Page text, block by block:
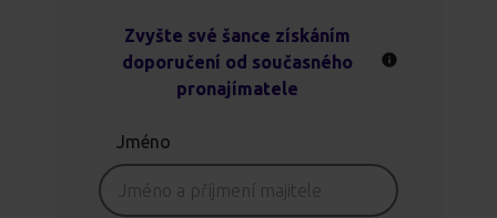
Zvyšte své šance získáním
doporučení od současného
pronajímatele
Jméno